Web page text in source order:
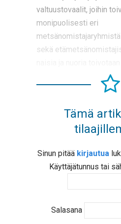
valtuustovaalit, joihin
monipuolisesti eri
sekä
Tämä
Sinun pitää kirjautua
Käyttäjätunnus tai
Salasana